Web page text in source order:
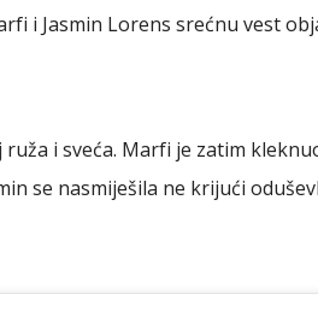
i Jasmin Lorens srećnu vest
i sveća. Marfi je zatim
se nasmiješila ne krijući